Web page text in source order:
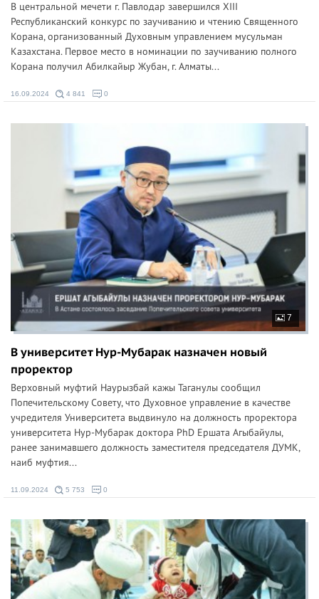
В центральной мечети г. Павлодар завершился ХIII
Республиканский конкурс по заучиванию и чтению Священного
Корана, организованный Духовным управлением мусульман
Казахстана. Первое место в номинации по заучиванию полного
Корана получил Абилкайыр Жубан, г. Алматы...
16.09.2024 4 841 0
7
В университет Нур-Мубарак назначен новый
проректор
Верховный муфтий Наурызбай кажы Таганулы сообщил
Попечительскому Совету, что Духовное управление в качестве
учредителя Университета выдвинуло на должность проректора
университета Нур-Мубарак доктора PhD Ершата Агыбайулы,
ранее занимавшего должность заместителя председателя ДУМК,
наиб муфтия...
11.09.2024 5 753 0